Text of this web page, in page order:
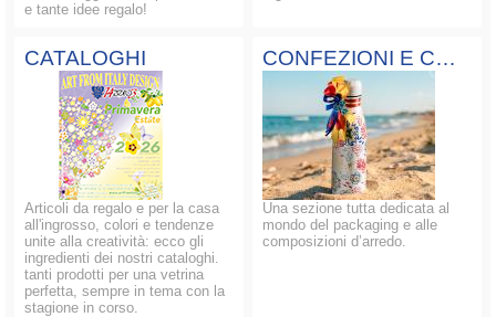
e tante idee regalo!
CATALOGHI
Articoli da regalo e per la casa
all'ingrosso, colori e tendenze
unite alla creatività: ecco gli
ingredienti dei nostri cataloghi.
tanti prodotti per una vetrina
perfetta, sempre in tema con la
stagione in corso.
CONFEZIONI E COMPOSIZIONI
Una sezione tutta dedicata al
mondo del packaging e alle
composizioni d’arredo.